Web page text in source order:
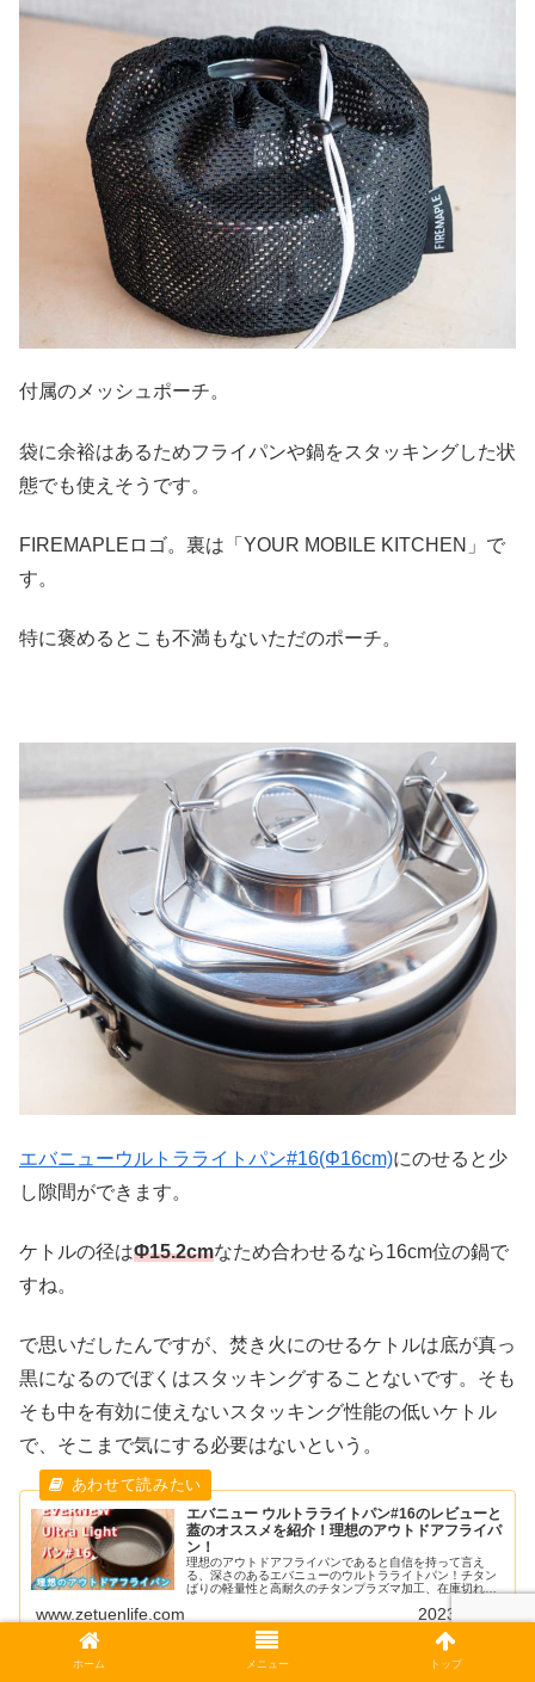
付属のメッシュポーチ。
袋に余裕はあるためフライパンや鍋をスタッキングした状
態でも使えそうです。
FIREMAPLEロゴ。裏は「YOUR MOBILE KITCHEN」で
す。
特に褒めるとこも不満もないただのポーチ。
エバニューウルトラライトパン#16(Φ16cm)にのせると少
し隙間ができます。
ケトルの径はΦ15.2cmなため合わせるなら16cm位の鍋で
すね。
で思いだしたんですが、焚き火にのせるケトルは底が真っ
黒になるのでぼくはスタッキングすることないです。そも
そも中を有効に使えないスタッキング性能の低いケトル
で、そこまで気にする必要はないという。
エバニュー ウルトラライトパン#16のレビューと
蓋のオススメを紹介！理想のアウトドアフライパ
ン！
理想のアウトドアフライパンであると自信を持って言え
る、深さのあるエバニューのウルトラライトパン！チタン
ばりの軽量性と高耐久のチタンプラズマ加工、在庫切れで
www.zetuenlife.com 2023.05.01
ホーム メニュー トップ